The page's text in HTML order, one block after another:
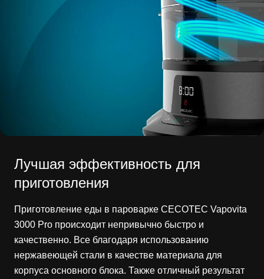
Лучшая эффективность для
приготовления
Приготовление еды в пароварке CECOTEC Vapovita
3000 Pro происходит непривычно быстро и
качественно. Все благодаря использованию
нержавеющей стали в качестве материала для
корпуса основного блока. Также отличный результат